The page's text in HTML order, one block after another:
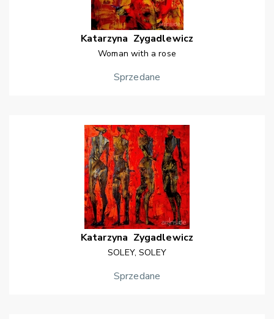
Katarzyna Zygadlewicz
Woman with a rose
Sprzedane
Katarzyna Zygadlewicz
SOLEY, SOLEY
Sprzedane